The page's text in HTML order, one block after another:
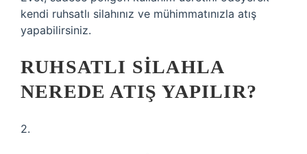
kendi ruhsatlı silahınız ve mühimmatınızla atış
yapabilirsiniz.
RUHSATLI SILAHLA
NEREDE ATIŞ YAPILIR?
2.